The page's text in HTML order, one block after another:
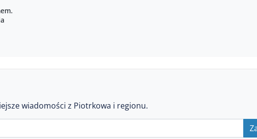
wiadomości z Piotrkowa i regionu.